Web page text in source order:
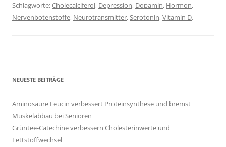
Schlagworte:Cholecalciferol, Depression, Dopamin, Hormon,
Nervenbotenstoffe, Neurotransmitter,Serotonin,Vitamin D.
NEUESTE BEITRÄGE
Aminosäure Leucin verbessert Proteinsynthese und bremst
Muskelabbau bei Senioren
Grüntee-Catechine verbessern Cholesterinwerte und
Fettstoffwechsel